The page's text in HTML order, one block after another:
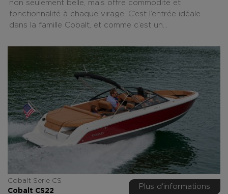
non seulement belle, mais offre commodité et
fonctionnalité à chaque virage. C’est l’entrée idéale
dans la famille Cobalt, et comme c’est un...
Cobalt Serie CS
Cobalt CS22
Plus d'informations